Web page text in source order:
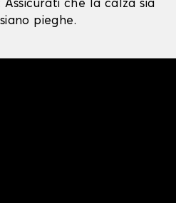
Assicurati che la calza sia
pieghe.